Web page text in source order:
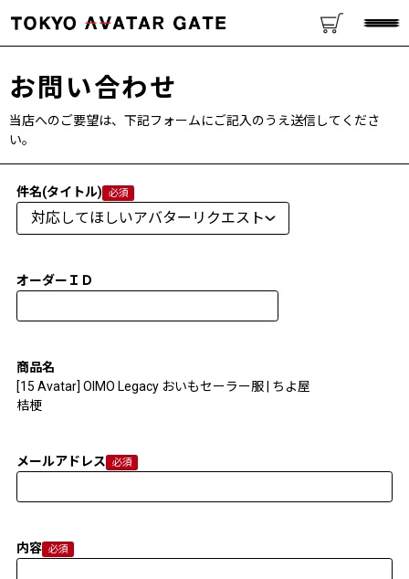
お問い合わせ
当店へのご要望は、下記フォームにご記入のうえ送信してくださ
い。
件名(タイトル)
オーダーＩＤ
商品名
[15 Avatar] OIMO Legacy おいもセーラー服 | ちよ屋
桔梗
メールアドレス
内容